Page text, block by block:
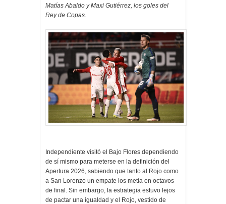
Matías Abaldo y Maxi Gutiérrez, los goles del
Rey de Copas.
Independiente visitó el Bajo Flores dependiendo
de sí mismo para meterse en la definición del
Apertura 2026, sabiendo que tanto al Rojo como
a San Lorenzo un empate los metía en octavos
de final. Sin embargo, la estrategia estuvo lejos
de pactar una igualdad y el Rojo, vestido de